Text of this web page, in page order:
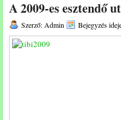
A 2009-es esztendő
Szerző: Admin Bejegyzés